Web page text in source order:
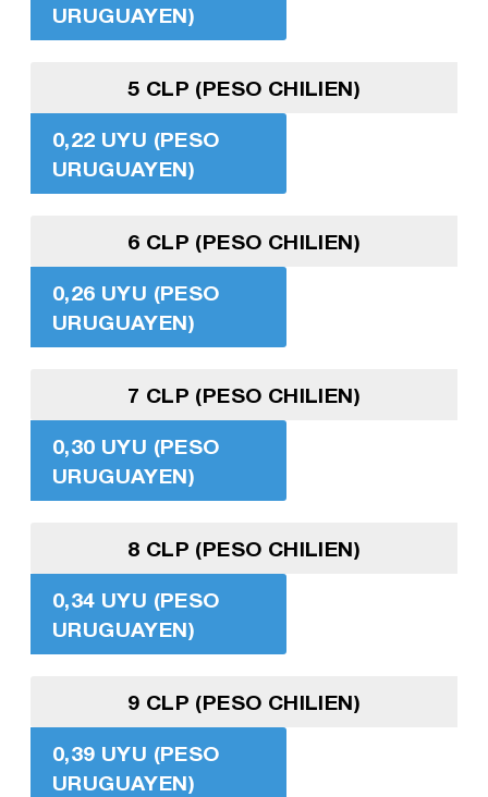
URUGUAYEN)
5 CLP (PESO CHILIEN)
0,22 UYU (PESO
URUGUAYEN)
6 CLP (PESO CHILIEN)
0,26 UYU (PESO
URUGUAYEN)
7 CLP (PESO CHILIEN)
0,30 UYU (PESO
URUGUAYEN)
8 CLP (PESO CHILIEN)
0,34 UYU (PESO
URUGUAYEN)
9 CLP (PESO CHILIEN)
0,39 UYU (PESO
URUGUAYEN)